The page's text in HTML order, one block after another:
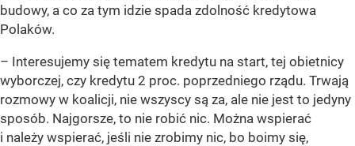
budowy, a co za tym idzie spada zdolność kredytowa
Polaków.
– Interesujemy się tematem kredytu na start, tej obietnicy
wyborczej, czy kredytu 2 proc. poprzedniego rządu. Trwają
rozmowy w koalicji, nie wszyscy są za, ale nie jest to jedyny
sposób. Najgorsze, to nie robić nic. Można wspierać
i należy wspierać, jeśli nie zrobimy nic, bo boimy się,